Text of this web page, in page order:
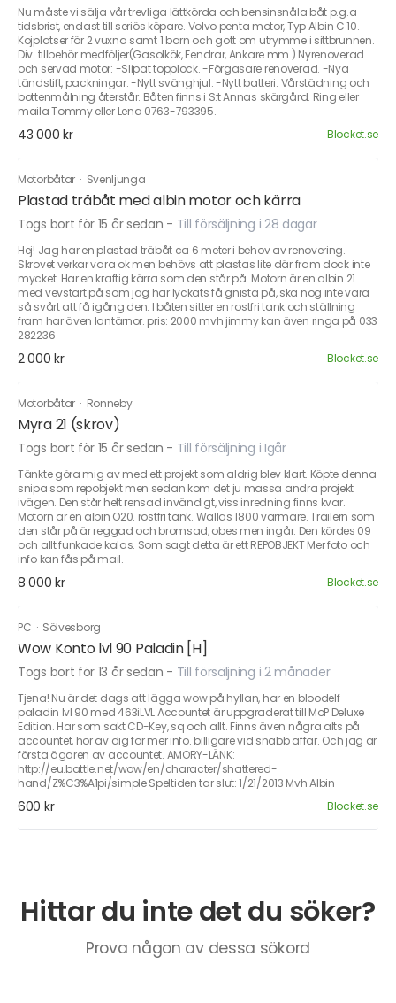
Nu måste vi sälja vår trevliga lättkörda och bensinsnåla båt p.g.a
tidsbrist, endast till seriös köpare. Volvo penta motor, Typ Albin C 10.
Kojplatser för 2 vuxna samt 1 barn och gott om utrymme i sittbrunnen.
Div. tillbehör medföljer(Gasolkök, Fendrar, Ankare mm.) Nyrenoverad
och servad motor: -Slipat topplock. -Förgasare renoverad. -Nya
tändstift, packningar. -Nytt svänghjul. -Nytt batteri. Vårstädning och
bottenmålning återstår. Båten finns i S:t Annas skärgård. Ring eller
maila Tommy eller Lena 0763-793395.
43 000 kr Blocket.se
Motorbåtar · Svenljunga
Plastad träbåt med albin motor och kärra
Togs bort för 15 år sedan - Till försäljning i 28 dagar
Hej! Jag har en plastad träbåt ca 6 meter i behov av renovering.
Skrovet verkar vara ok men behövs att plastas lite där fram dock inte
mycket. Har en kraftig kärra som den står på. Motorn är en albin 21
med vevstart på som jag har lyckats få gnista på, ska nog inte vara
så svårt att få igång den. I båten sitter en rostfri tank och ställning
fram har även lantärnor. pris: 2000 mvh jimmy kan även ringa på 033
282236
2 000 kr Blocket.se
Motorbåtar · Ronneby
Myra 21 (skrov)
Togs bort för 15 år sedan - Till försäljning i Igår
Tänkte göra mig av med ett projekt som aldrig blev klart. Köpte denna
snipa som repobjekt men sedan kom det ju massa andra projekt
ivägen. Den står helt rensad invändigt, viss inredning finns kvar.
Motorn är en albin O20. rostfri tank. Wallas 1800 värmare. Trailern som
den står på är reggad och bromsad, obes men ingår. Den kördes 09
och allt funkade kalas. Som sagt detta är ett REPOBJEKT Mer foto och
info kan fås på mail.
8 000 kr Blocket.se
PC · Sölvesborg
Wow Konto lvl 90 Paladin [H]
Togs bort för 13 år sedan - Till försäljning i 2 månader
Tjena! Nu är det dags att lägga wow på hyllan, har en bloodelf
paladin lvl 90 med 463iLVL Accountet är uppgraderat till MoP Deluxe
Edition. Har som sakt CD-Key, sq och allt. Finns även några alts på
accountet, hör av dig för mer info. billigare vid snabb affär. Och jag är
första ägaren av accountet. AMORY-LÄNK:
http://eu.battle.net/wow/en/character/shattered-
hand/Z%C3%A1pi/simple Speltiden tar slut: 1/21/2013 Mvh Albin
600 kr Blocket.se
Hittar du inte det du söker?
Prova någon av dessa sökord